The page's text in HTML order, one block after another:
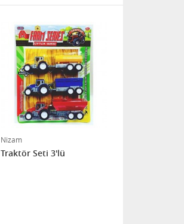
Nizam
Traktör Seti 3'lü